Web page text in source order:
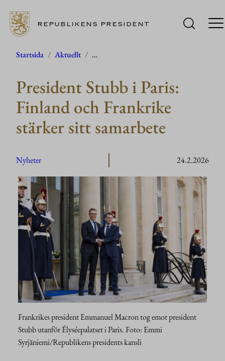
Hoppa
innehåll
REPUBLIKENS PRESIDENT
Startsida / Aktuellt / …
President Stubb i Paris:
Finland och Frankrike
stärker sitt samarbete
Nyheter 24.2.2026
Frankrikes president Emmanuel Macron tog emot president
Stubb utanför Élyséepalatset i Paris. Foto: Emmi
Syrjäniemi/Republikens presidents kansli